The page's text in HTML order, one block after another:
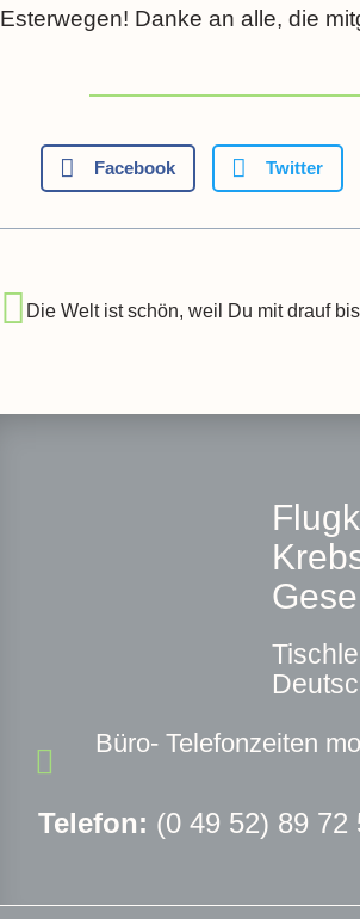
Esterwegen! Danke an alle, die
Facebook Twitter
Die Welt ist schön, weil Du mit drauf
T
Büro- Telefonzeiten
Telefon: (0 49 52) 89